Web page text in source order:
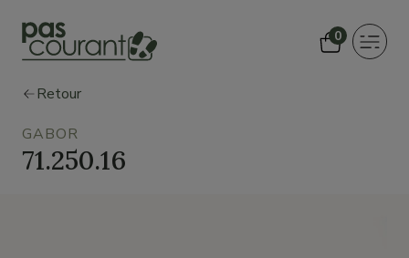
0
Toggle
Retour
GABOR
71.250.16